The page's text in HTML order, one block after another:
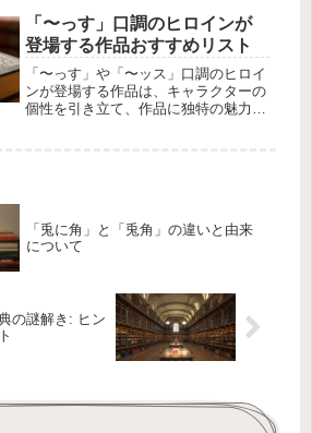
多いでしょう。この記事では、その聖
地に関する情報を詳しく紹介し、作品
の...
「〜っす」口調のヒロインが
登場する作品おすすめリスト
「〜っす」や「〜ッス」口調のヒロイ
ンが登場する作品は、キャラクターの
個性を引き立て、作品に独特の魅力を
「兎に角」と「兎角」の違いと由来
について
の謎解き: ヒン